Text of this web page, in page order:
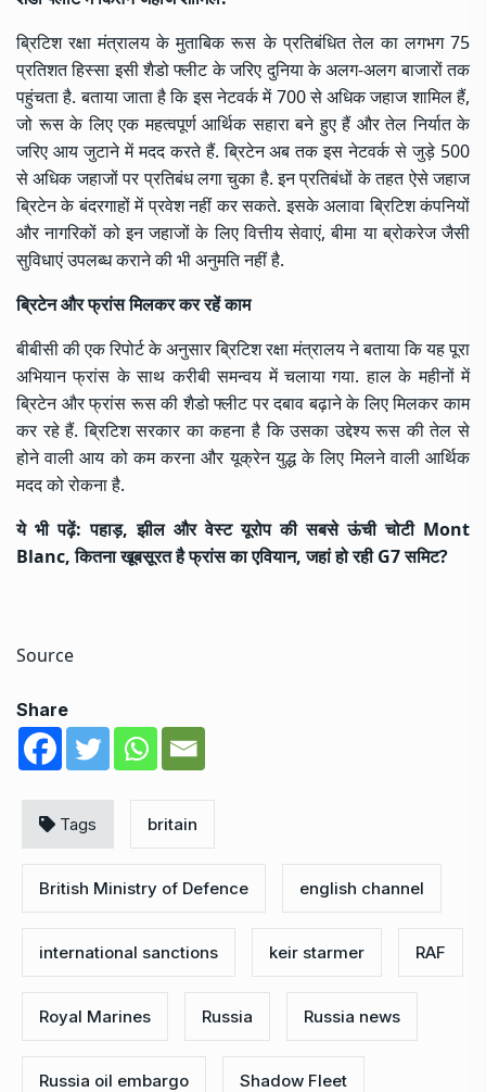
ब्रिटिश रक्षा मंत्रालय के मुताबिक रूस के प्रतिबंधित तेल का लगभग 75
प्रतिशत हिस्सा इसी शैडो फ्लीट के जरिए दुनिया के अलग-अलग बाजारों तक
पहुंचता है. बताया जाता है कि इस नेटवर्क में 700 से अधिक जहाज शामिल हैं,
जो रूस के लिए एक महत्वपूर्ण आर्थिक सहारा बने हुए हैं और तेल निर्यात के
जरिए आय जुटाने में मदद करते हैं. ब्रिटेन अब तक इस नेटवर्क से जुड़े 500
से अधिक जहाजों पर प्रतिबंध लगा चुका है. इन प्रतिबंधों के तहत ऐसे जहाज
ब्रिटेन के बंदरगाहों में प्रवेश नहीं कर सकते. इसके अलावा ब्रिटिश कंपनियों
और नागरिकों को इन जहाजों के लिए वित्तीय सेवाएं, बीमा या ब्रोकरेज जैसी
सुविधाएं उपलब्ध कराने की भी अनुमति नहीं है.
ब्रिटेन और फ्रांस मिलकर कर रहें काम
बीबीसी की एक रिपोर्ट के अनुसार ब्रिटिश रक्षा मंत्रालय ने बताया कि यह पूरा
अभियान फ्रांस के साथ करीबी समन्वय में चलाया गया. हाल के महीनों में
ब्रिटेन और फ्रांस रूस की शैडो फ्लीट पर दबाव बढ़ाने के लिए मिलकर काम
कर रहे हैं. ब्रिटिश सरकार का कहना है कि उसका उद्देश्य रूस की तेल से
होने वाली आय को कम करना और यूक्रेन युद्ध के लिए मिलने वाली आर्थिक
मदद को रोकना है.
ये भी पढ़ें:पहाड़, झील और वेस्ट यूरोप की सबसे ऊंची चोटी Mont
Blanc, कितना खूबसूरत है फ्रांस का एवियान, जहां हो रही G7 समिट?
Source
Share
Tags britain
British Ministry of Defence english channel
international sanctions keir starmer RAF
Royal Marines Russia Russia news
Russia oil embargo Shadow Fleet